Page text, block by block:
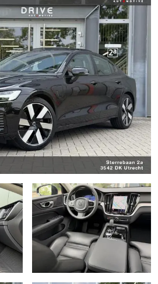
dimmend
inklapbaar
verstel- en verwarmbaar
met afstandsbediening